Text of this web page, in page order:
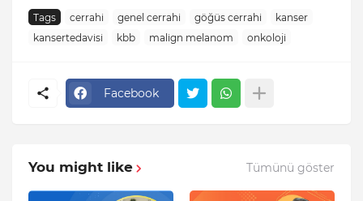
Tags cerrahi genel cerrahi göğüs cerrahi
kanser
kansertedavisi
kbb malign melanom onkoloji
Facebook
You might like Tümünü göster